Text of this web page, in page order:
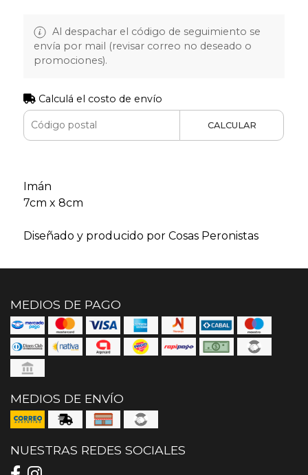
Al despachar el código de seguimiento se
envía por mail (revisar correo no deseado o
promociones).
Calculá el costo de envío
CALCULAR
Imán
7cm x 8cm
Diseñado y producido por Cosas Peronistas
MEDIOS DE PAGO
MEDIOS DE ENVÍO
NUESTRAS REDES SOCIALES